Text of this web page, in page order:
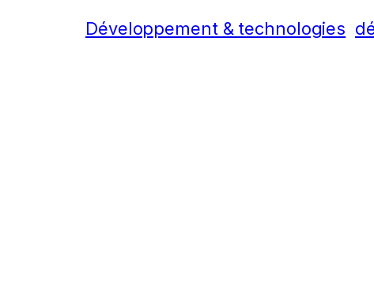
Développement & technologies